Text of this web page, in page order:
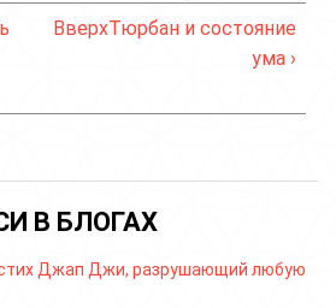
ВверхТюрбан и состояние
ума ›
В БЛОГАХ
Джап Джи, разрушающий любую